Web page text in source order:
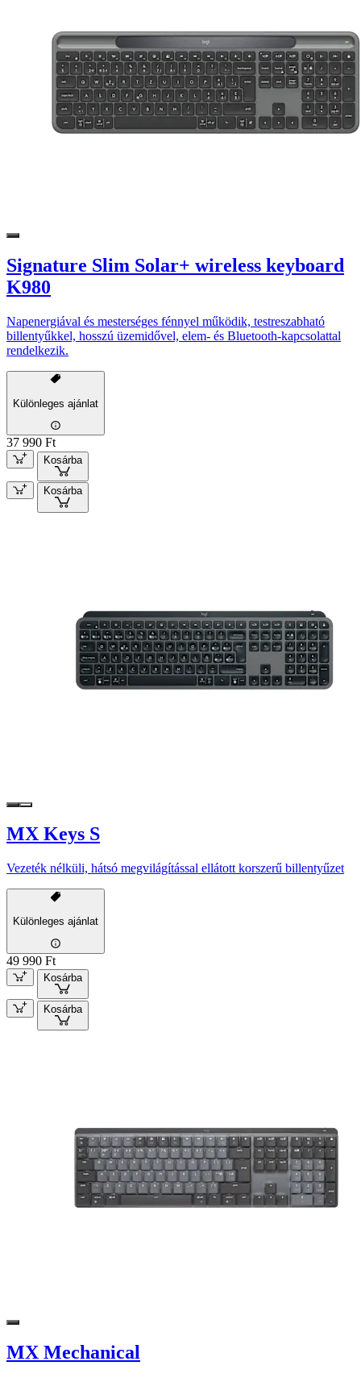
Signature Slim Solar+ wireless keyboard
K980
Napenergiával és mesterséges fénnyel működik, testreszabható
billentyűkkel, hosszú üzemidővel, elem- és Bluetooth-kapcsolattal
rendelkezik.
Különleges ajánlat
37 990 Ft
Kosárba
Kosárba
MX Keys S
Vezeték nélküli, hátsó megvilágítással ellátott korszerű billentyűzet
Különleges ajánlat
49 990 Ft
Kosárba
Kosárba
MX Mechanical